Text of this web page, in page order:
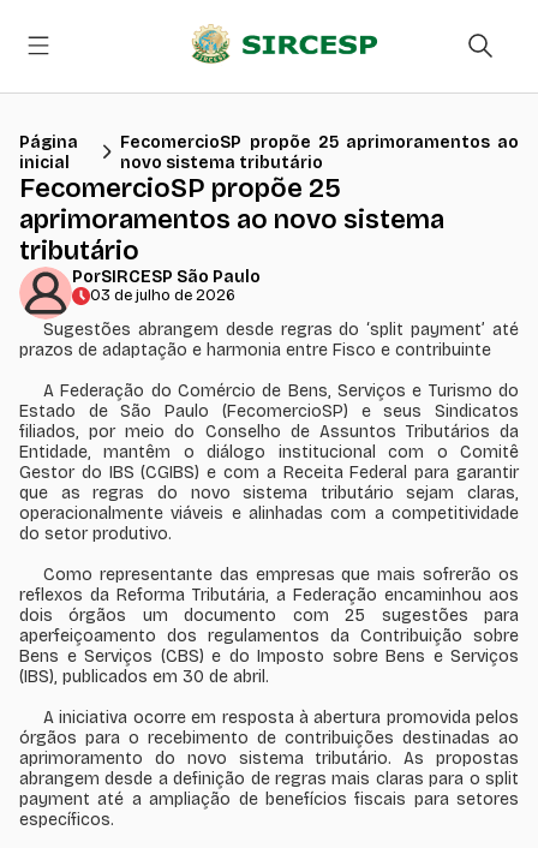
Página
inicial
FecomercioSP propõe 25 aprimoramentos ao
novo sistema tributário
FecomercioSP propõe 25
aprimoramentos ao novo sistema
tributário
PorSIRCESP São Paulo
03 de julho de 2026
Sugestões abrangem desde regras do ‘split payment’ até
prazos de adaptação e harmonia entre Fisco e contribuinte
A Federação do Comércio de Bens, Serviços e Turismo do
Estado de São Paulo (FecomercioSP) e seus Sindicatos
filiados, por meio do Conselho de Assuntos Tributários da
Entidade, mantêm o diálogo institucional com o Comitê
Gestor do IBS (CGIBS) e com a Receita Federal para garantir
que as regras do novo sistema tributário sejam claras,
operacionalmente viáveis e alinhadas com a competitividade
do setor produtivo.
Como representante das empresas que mais sofrerão os
reflexos da Reforma Tributária, a Federação encaminhou aos
dois órgãos um documento com 25 sugestões para
aperfeiçoamento dos regulamentos da Contribuição sobre
Bens e Serviços (CBS) e do Imposto sobre Bens e Serviços
(IBS), publicados em 30 de abril.
A iniciativa ocorre em resposta à abertura promovida pelos
órgãos para o recebimento de contribuições destinadas ao
aprimoramento do novo sistema tributário. As propostas
abrangem desde a definição de regras mais claras para o split
payment até a ampliação de benefícios fiscais para setores
específicos.